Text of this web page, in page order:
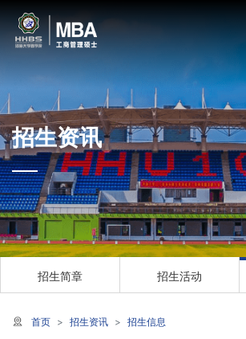
招生资讯
招生简章 招生活动
首页 招生资讯 招生信息